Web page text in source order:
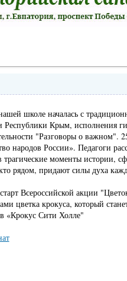
школе началась с
Республики Крым, исполнения
"Разговоры о важном".
народов России». Педагоги
моменты истории,
рядом, придают силы духа
Всероссийской акции
цветка крокуса, который
«Крокус Сити Холле"